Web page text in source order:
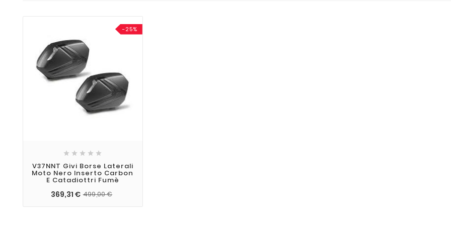
-25%
    
V37NNT Givi Borse Laterali
Moto Nero Inserto Carbon
E Catadiottri Fumè
369,31 € 499,00 €